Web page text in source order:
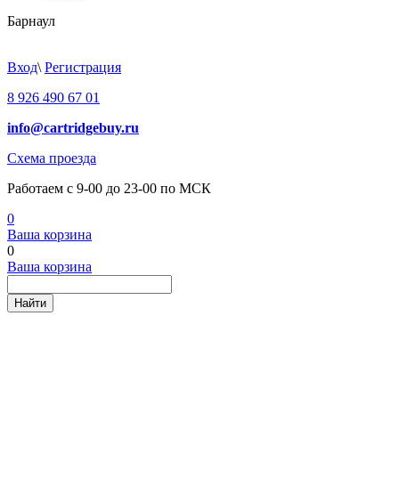
Барнаул
Вход\ Регистрация
8 926 490 67 01
info@cartridgebuy.ru
Схема проезда
Работаем с 9-00 до 23-00 по МСК
0
Ваша корзина
0
Ваша корзина
Найти